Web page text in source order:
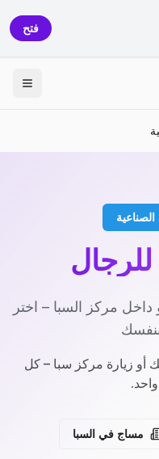
فتح
مركز السبا – اختر
أو زيارة مركز سبا – كل
مساج في السبا